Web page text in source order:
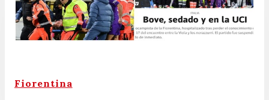
Fiorentina